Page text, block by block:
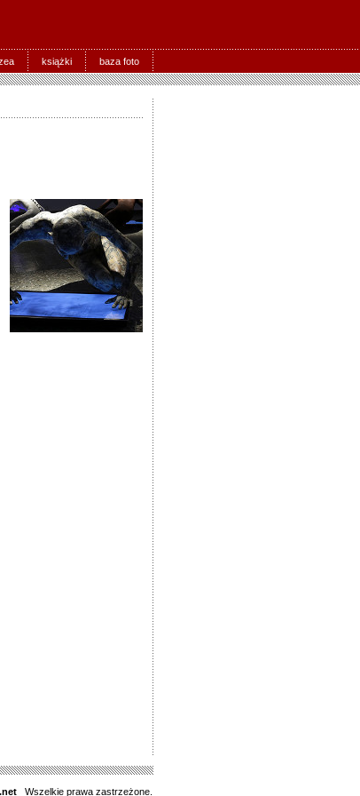
książki baza foto
Wszelkie prawa zastrzeżone.